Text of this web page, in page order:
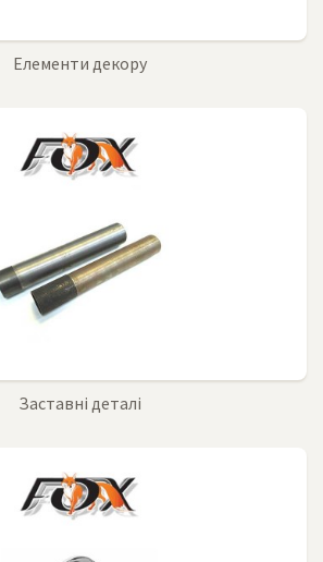
Елементи декору
Заставні деталі